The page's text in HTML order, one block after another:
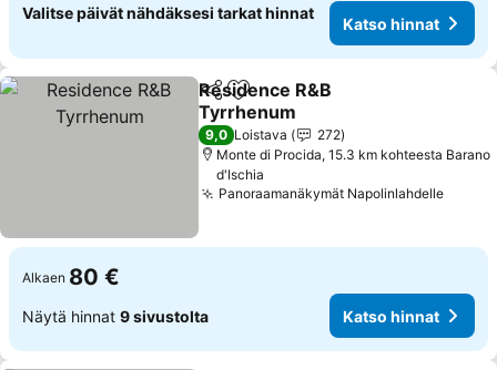
Valitse päivät nähdäksesi tarkat hinnat
Katso hinnat
Jaa Lisää suosikkeihin
Residence R&B
Tyrrhenum
Katso hinnat
9,0 Loistava
272
Monte di Procida, 15.3 km kohteesta Barano
d'Ischia
Panoraamanäkymät NapolinlahdelleKatso
Alkaen 80 €
Näytä hinnat 9 sivustolta Katso hinnat